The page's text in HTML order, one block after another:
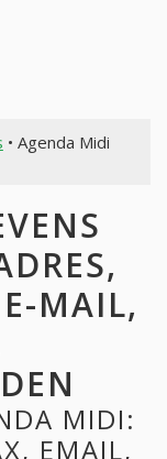
• Agenda Midi
MAIL,
MIDI:
EMAIL,